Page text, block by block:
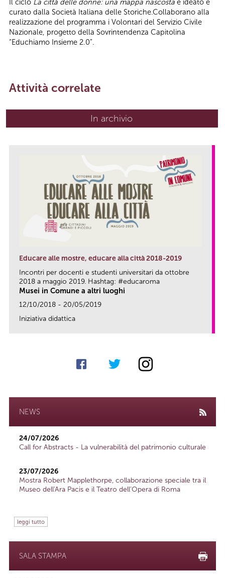
Il ciclo La città delle donne: una mappa nascosta è ideato e
curato dalla Società Italiana delle Storiche.Collaborano alla
realizzazione del programma i Volontari del Servizio Civile
Nazionale, progetto della Sovrintendenza Capitolina
“Educhiamo Insieme 2.0”.
Attività correlate
In archivio
Educare alle mostre, educare alla città 2018-2019
Incontri per docenti e studenti universitari da ottobre
2018 a maggio 2019. Hashtag: #educaroma
Musei in Comune a altri luoghi
12/10/2018 - 20/05/2019
Iniziativa didattica
NEWS
24/07/2026
Call for Abstracts - La vulnerabilità del patrimonio culturale
23/07/2026
Mostra Robert Mapplethorpe, collaborazione speciale tra il
Museo dell'Ara Pacis e il Teatro dell'Opera di Roma
leggi tutto
SALA STAMPA